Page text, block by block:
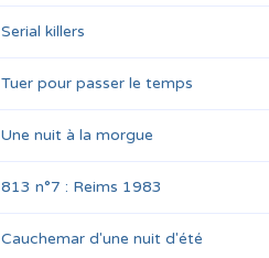
Serial killers
Tuer pour passer le temps
Une nuit à la morgue
813 n°7 : Reims 1983
Cauchemar d'une nuit d'été